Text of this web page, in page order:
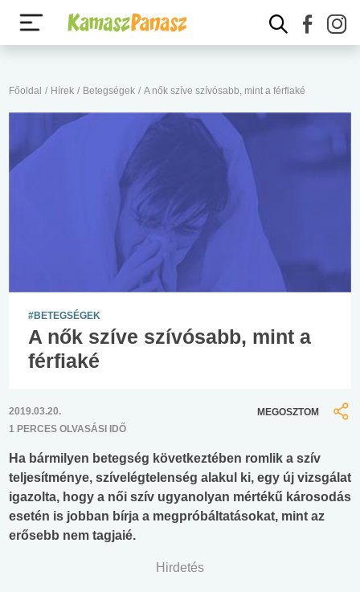
Főoldal / Hírek / Betegségek / A nők szíve szívósabb, mint a férfiaké
#BETEGSÉGEK
A nők szíve szívósabb, mint a
férfiaké
2019.03.20.
1 PERCES OLVASÁSI IDŐ
MEGOSZTOM
Ha bármilyen betegség következtében romlik a szív
teljesítménye, szívelégtelenség alakul ki, egy új vizsgálat
igazolta, hogy a női szív ugyanolyan mértékű károsodás
esetén is jobban bírja a megpróbáltatásokat, mint az
erősebb nem tagjaié.
Hirdetés